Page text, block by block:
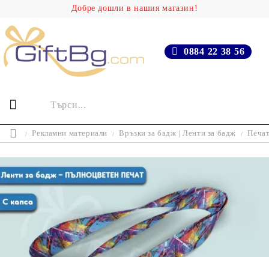
Добре дошли в нашия магазин!
0884 22 38 56
Рекламни материали Връзки за бадж | Ленти за бадж